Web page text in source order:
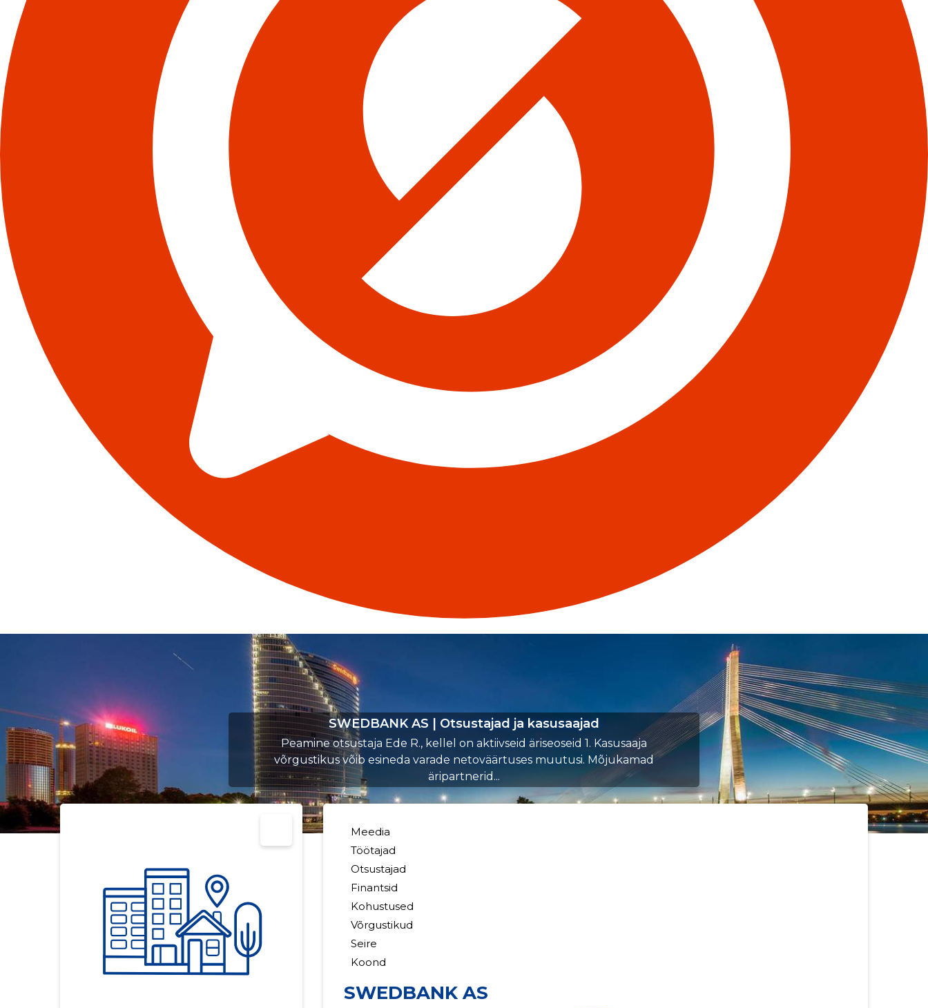
SWEDBANK AS | Otsustajad ja kasusaajad
Peamine otsustaja Ede R., kellel on aktiivseid äriseoseid 1. Kasusaaja
võrgustikus võib esineda varade netoväärtuses muutusi. Mõjukamad
äripartnerid...
Meedia
Töötajad
Otsustajad
Finantsid
Kohustused
Võrgustikud
Seire
Koond
SWEDBANK AS